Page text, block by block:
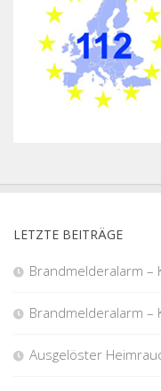
LETZTE BEITRÄGE
Brandmelderalarm –
Brandmelderalarm –
Ausgelöster